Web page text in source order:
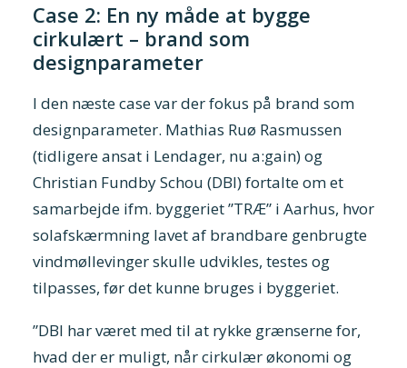
Case 2: En ny måde at bygge
cirkulært – brand som
designparameter
I den næste case var der fokus på brand som
designparameter. Mathias Ruø Rasmussen
(tidligere ansat i Lendager, nu a:gain) og
Christian Fundby Schou (DBI) fortalte om et
samarbejde ifm. byggeriet ”TRÆ” i Aarhus, hvor
solafskærmning lavet af brandbare genbrugte
vindmøllevinger skulle udvikles, testes og
tilpasses, før det kunne bruges i byggeriet.
”DBI har været med til at rykke grænserne for,
hvad der er muligt, når cirkulær økonomi og